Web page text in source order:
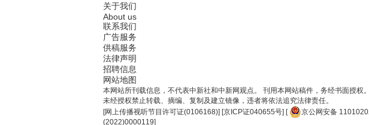
关于我们
About us
联系我们
广告服务
供稿服务
法律声明
招聘信息
网站地图
本网站所刊载信息，不代表中新社和中新网观点。 刊用本网站稿件，务经书面授权。
未经授权禁止转载、摘编、复制及建立镜像，违者将依法追究法律责任。
[网上传播视听节目许可证(0106168)] [京ICP证040655号] [ 京公网安备
(2022)0000119]